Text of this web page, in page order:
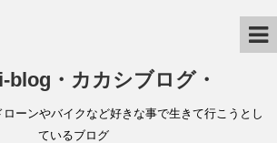
blog・カカシブログ・
ーンやバイクなど好きな事で生きて行こうとし
ているブログ